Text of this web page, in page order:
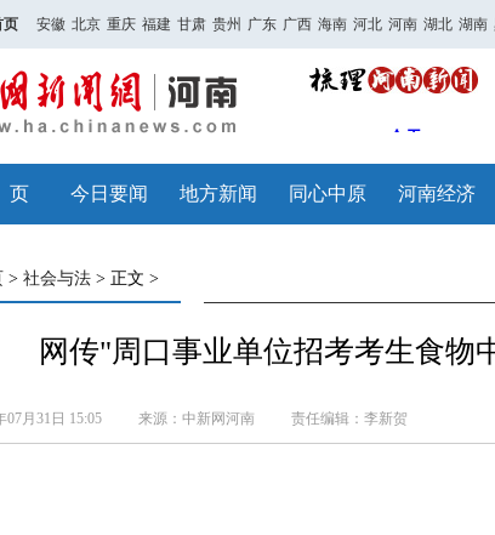
页 安徽 北京 重庆 福建 甘肃 贵州 广东 广西 海南 河北 河南 湖北 湖南
页 今日要闻 地方新闻 同心中原 河南经济
> 社会与法 > 正文 >
网传"周口事业单位招考考生食物
07月31日 15:05 来源：中新网河南 责任编辑：李新贺